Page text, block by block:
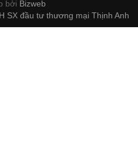
bởi Bizweb
SX đầu tư thương mại Thịnh Anh